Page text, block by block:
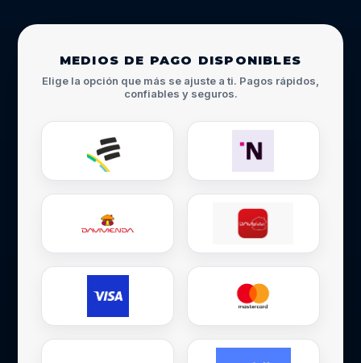
MEDIOS DE PAGO DISPONIBLES
Elige la opción que más se ajuste a ti. Pagos rápidos,
confiables y seguros.